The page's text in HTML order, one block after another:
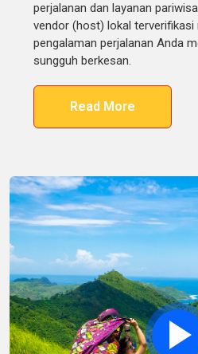
perjalanan dan layanan
vendor (host) lokal terverifikasi
pengalaman perjalanan Anda
sungguh berkesan.
Read More